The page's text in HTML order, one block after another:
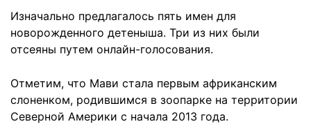
Изначально предлагалось пять имен для
новорожденного детеныша. Три из них были
отсеяны путем онлайн-голосования.
Отметим, что Мави стала первым африканским
слоненком, родившимся в зоопарке на территории
Северной Америки с начала 2013 года.